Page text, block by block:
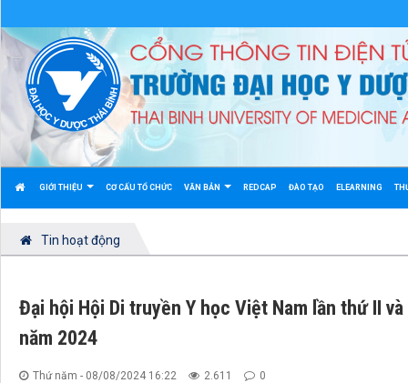
GIỚI THIỆU CƠ CẤU TỔ CHỨC VĂN BẢN REDCAP ĐÀO TẠO ELEARNING
Tin hoạt động
Đại hội Hội Di truyền Y học Việt Nam lần thứ II
năm 2024
Thứ năm - 08/08/2024 16:22 2.611 0